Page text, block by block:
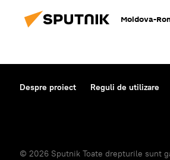
Moldova-
Despre proiect Reguli de utilizare
© 2026 Sputnik Toate drepturile sunt